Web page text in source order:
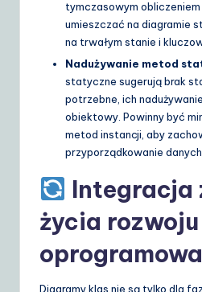
tymczasowym obliczeniem
umieszczać na diagramie
na trwałym stanie i
Nadużywanie metod
statyczne sugerują brak
potrzebne, ich
obiektowy. Powinny być
metod instancji, aby
przyporządkowanie
Integracja
życia rozwoju
Diagramy klas nie są tylko dla